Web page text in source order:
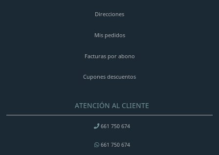
Direcciones
Mis pedidos
Facturas por abono
Cupones descuentos
ATENCIÓN AL CLIENTE
661 750 674
661 750 674